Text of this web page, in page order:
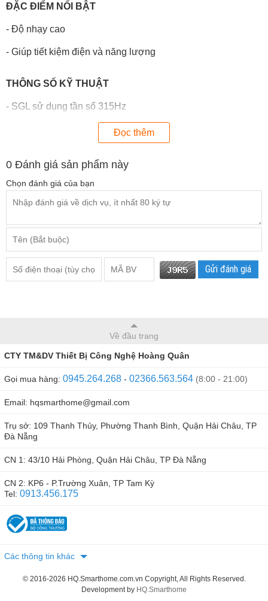
ĐẶC ĐIỂM NỔI BẬT
- Độ nhạy cao
- Giúp tiết kiệm điện và năng lượng
THÔNG SỐ KỸ THUẬT
- SGL sử dụng tần số 315Hz
- Nguồn 5V-1A ( có adapter kèm theo )
Đọc thêm
0 Đánh giá sản phẩm này
Chọn đánh giá của bạn
Gửi đánh giá
Về đầu trang
CTY TM&DV Thiết Bị Công Nghệ Hoàng Quân
Gọi mua hàng: 0945.264.268 - 02366.563.564 (8:00 - 21:00)
Email: hqsmarthome@gmail.com
Trụ sở: 109 Thanh Thủy, Phường Thanh Bình, Quận Hải Châu, TP
Đà Nẵng
CN 1: 43/10 Hải Phòng, Quận Hải Châu, TP Đà Nẵng
CN 2: KP6 - P.Trường Xuân, TP Tam Kỳ
Tel: 0913.456.175
Các thông tin khác
© 2016-2026 HQ.Smarthome.com.vn Copyright, All Rights Reserved.
Development by HQ.Smarthome